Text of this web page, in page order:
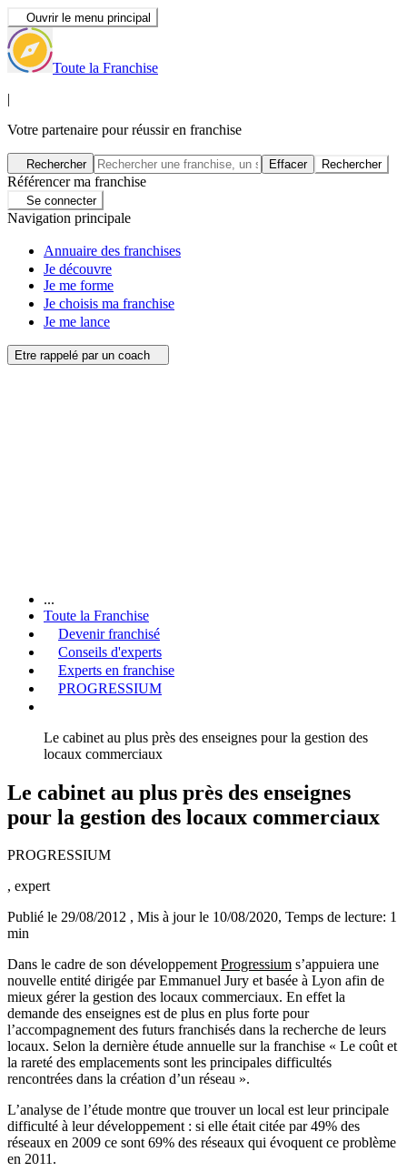
Ouvrir le menu principal
Toute la Franchise
|
Votre partenaire pour réussir en franchise
Rechercher Effacer Rechercher
Référencer ma franchise
Se connecter
Navigation principale
Annuaire des franchises
Je découvre
Je me forme
Je choisis ma franchise
Je me lance
Etre rappelé par un coach
...
Toute la Franchise
Devenir franchisé
Conseils d'experts
Experts en franchise
PROGRESSIUM
Le cabinet au plus près des enseignes pour la gestion des
locaux commerciaux
Le cabinet au plus près des enseignes
pour la gestion des locaux commerciaux
PROGRESSIUM
, expert
Publié le 29/08/2012 , Mis à jour le 10/08/2020, Temps de lecture: 1
min
Dans le cadre de son développementProgressium s’appuiera une
nouvelle entité dirigée par Emmanuel Jury et basée à Lyon afin de
mieux gérer la gestion des locaux commerciaux. En effet la
demande des enseignes est de plus en plus forte pour
l’accompagnement des futurs franchisés dans la recherche de leurs
locaux. Selon la dernière étude annuelle sur la franchise « Le coût et
la rareté des emplacements sont les principales difficultés
rencontrées dans la création d’un réseau ».
L’analyse de l’étude montre que trouver un local est leur principale
difficulté à leur développement : si elle était citée par 49% des
réseaux en 2009 ce sont 69% des réseaux qui évoquent ce problème
en 2011.